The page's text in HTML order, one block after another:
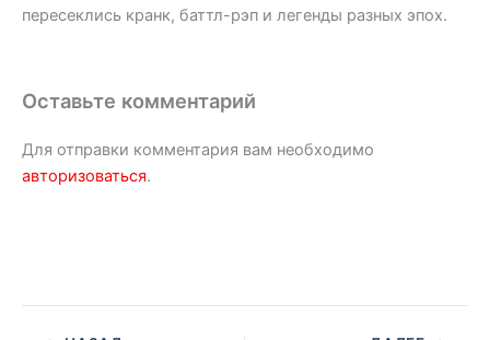
пересеклись кранк, баттл-рэп и легенды разных эпох.
Оставьте комментарий
Для отправки комментария вам необходимо
авторизоваться.